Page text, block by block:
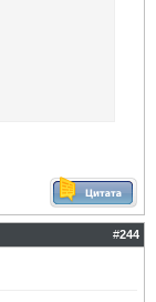
#244